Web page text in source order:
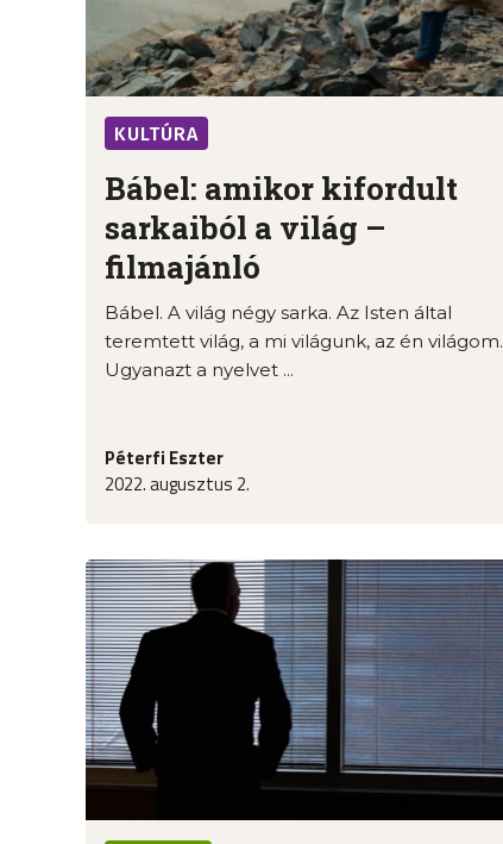
KULTÚRA
Bábel: amikor kifordult
sarkaiból a világ –
filmajánló
Bábel. A világ négy sarka. Az Isten által
teremtett világ, a mi világunk, az én világom.
Ugyanazt a nyelvet ...
Péterfi Eszter
2022. augusztus 2.